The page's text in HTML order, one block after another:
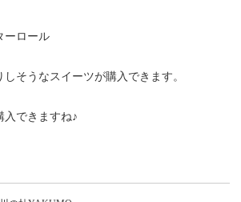
ーロール
そうなスイーツが購入できます。
入できますね♪